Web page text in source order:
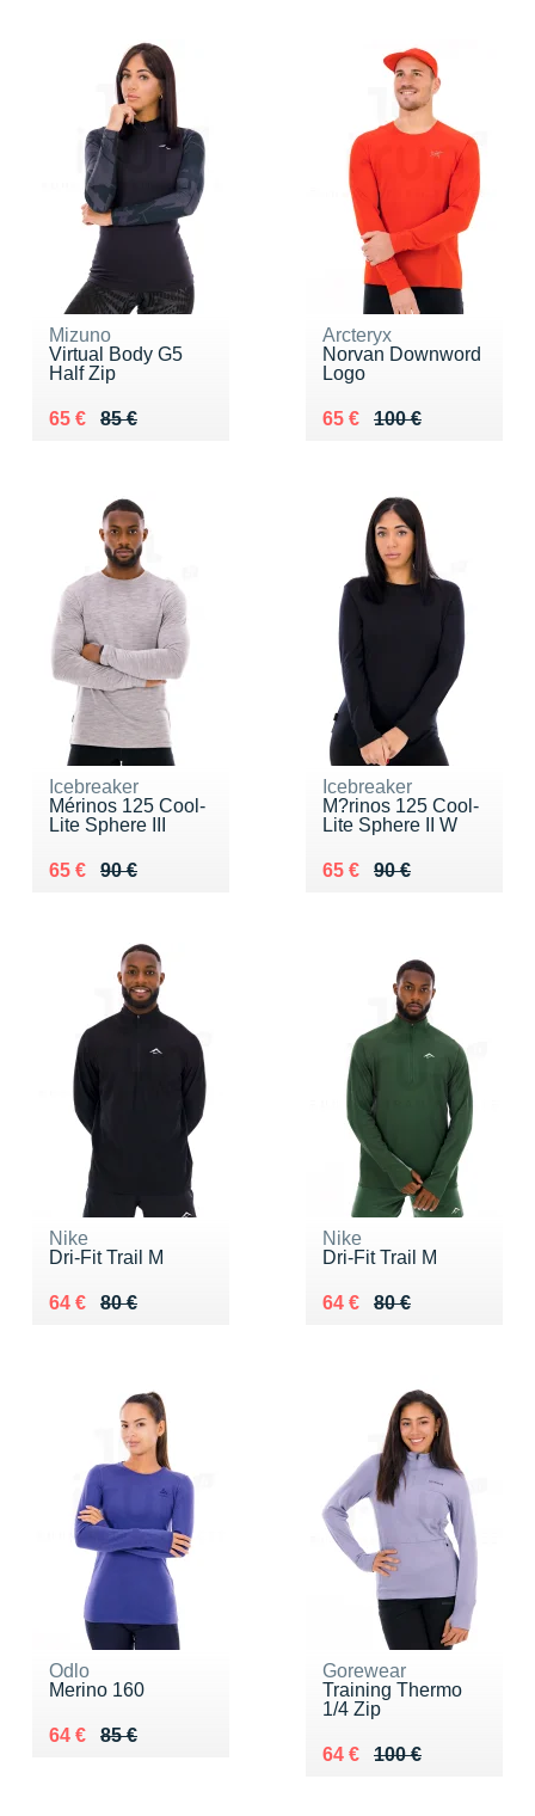
Mizuno
Virtual Body G5
Half Zip
85 €
Au lieu de 85 €
65 €
Vendu 65 €
Arcteryx
Norvan Downword
Logo
100 €
Au lieu de 100 €
65 €
Vendu 65 €
Icebreaker
Mérinos 125 Cool-
Lite Sphere III
90 €
Au lieu de 90 €
65 €
Vendu 65 €
Icebreaker
M?rinos 125 Cool-
Lite Sphere II W
90 €
Au lieu de 90 €
65 €
Vendu 65 €
Nike
Dri-Fit Trail M
80 €
Au lieu de 80 €
64 €
Vendu 64 €
Nike
Dri-Fit Trail M
80 €
Au lieu de 80 €
64 €
Vendu 64 €
Odlo
Merino 160
85 €
Au lieu de 85 €
64 €
Vendu 64 €
Gorewear
Training Thermo
1/4 Zip
100 €
Au lieu de 100 €
64 €
Vendu 64 €